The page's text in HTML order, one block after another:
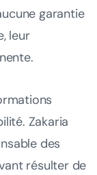
garantie
leur
Zakaria
des
résulter de